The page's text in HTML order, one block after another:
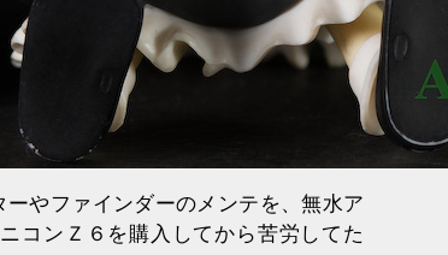
やファインダーのメンテを、無水ア
コンＺ６を購入してから苦労してた